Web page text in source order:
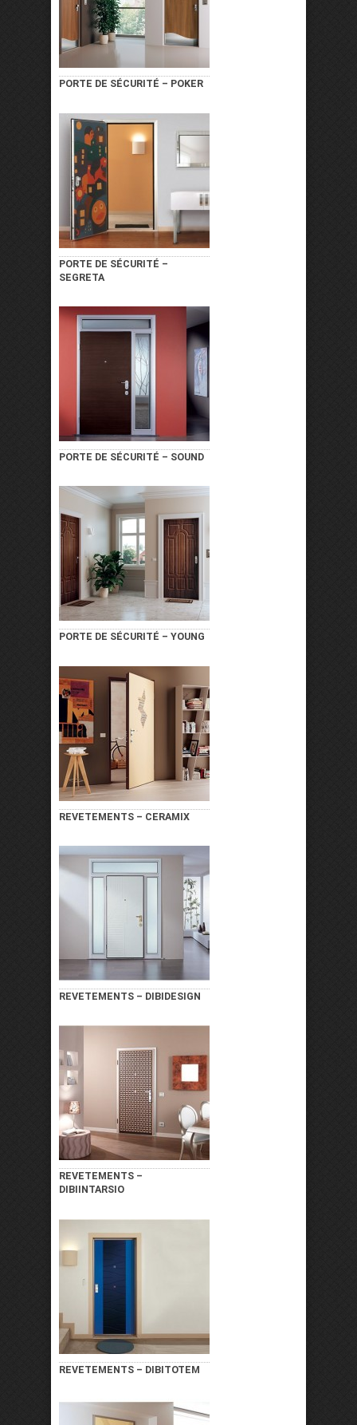
PORTE DE SÉCURITÉ – POKER
PORTE DE SÉCURITÉ –
SEGRETA
PORTE DE SÉCURITÉ – SOUND
PORTE DE SÉCURITÉ – YOUNG
REVETEMENTS – CERAMIX
REVETEMENTS – DIBIDESIGN
REVETEMENTS –
DIBIINTARSIO
REVETEMENTS – DIBITOTEM